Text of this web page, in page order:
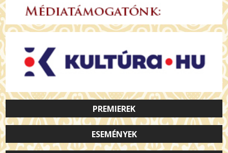
PREMIEREK
ESEMÉNYEK